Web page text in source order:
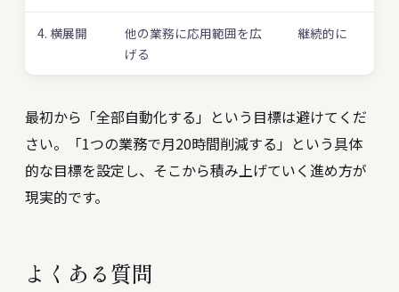
4. 横展開
他の業務に応用範囲を広
げる
継続的に
最初から「全部自動化する」という目標は避けてくだ
さい。「1つの業務で月20時間削減する」という具体
的な目標を設定し、そこから積み上げていく進め方が
現実的です。
よくある質問